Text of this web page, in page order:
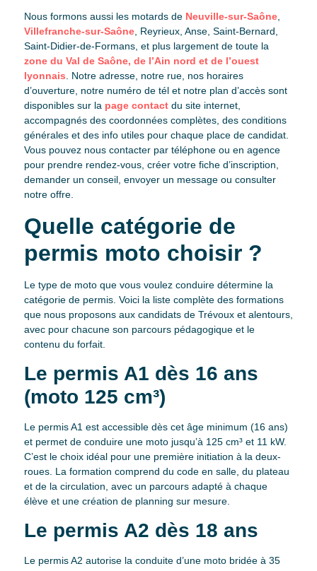
Nous formons aussi les motards de Neuville-sur-Saône,
Villefranche-sur-Saône, Reyrieux, Anse, Saint-Bernard,
Saint-Didier-de-Formans, et plus largement de toute la
zone du Val de Saône, de l’Ain nord et de l’ouest
lyonnais . Notre adresse, notre rue, nos horaires
d’ouverture, notre numéro de tél et notre plan d’accès sont
disponibles sur la page contactdu site internet,
accompagnés des coordonnées complètes, des conditions
générales et des info utiles pour chaque place de candidat.
Vous pouvez nous contacter par téléphone ou en agence
pour prendre rendez-vous, créer votre fiche d’inscription,
demander un conseil, envoyer un message ou consulter
notre offre.
Quelle catégorie de
permis moto choisir ?
Le type de moto que vous voulez conduire détermine la
catégorie de permis. Voici la liste complète des formations
que nous proposons aux candidats de Trévoux et alentours,
avec pour chacune son parcours pédagogique et le
contenu du forfait.
Le permis A1 dès 16 ans
(moto 125 cm³)
Le permis A1 est accessible dès cet âge minimum (16 ans)
et permet de conduire une moto jusqu’à 125 cm³ et 11 kW.
C’est le choix idéal pour une première initiation à la deux-
roues. La formation comprend du code en salle, du plateau
et de la circulation, avec un parcours adapté à chaque
élève et une création de planning sur mesure.
Le permis A2 dès 18 ans
Le permis A2 autorise la conduite d’une moto bridée à 35